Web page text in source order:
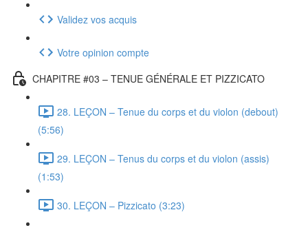
Validez vos acquis
Votre opinion compte
CHAPITRE #03 – TENUE GÉNÉRALE ET PIZZICATO
28. LEÇON – Tenue du corps et du violon (debout)
(5:56)
29. LEÇON – Tenus du corps et du violon (assis)
(1:53)
30. LEÇON – Pizzicato (3:23)